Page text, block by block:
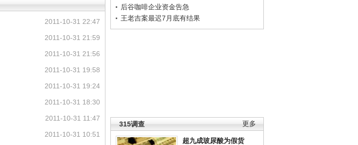
后谷咖啡企业资金告急
王老吉案最迟7月底有结果
更多
315调查
超九成玻尿酸为假货
2011-10-31 22:47
2011-10-31 21:59
2011-10-31 21:56
2011-10-31 19:58
2011-10-31 19:24
2011-10-31 18:30
2011-10-31 11:47
2011-10-31 10:51